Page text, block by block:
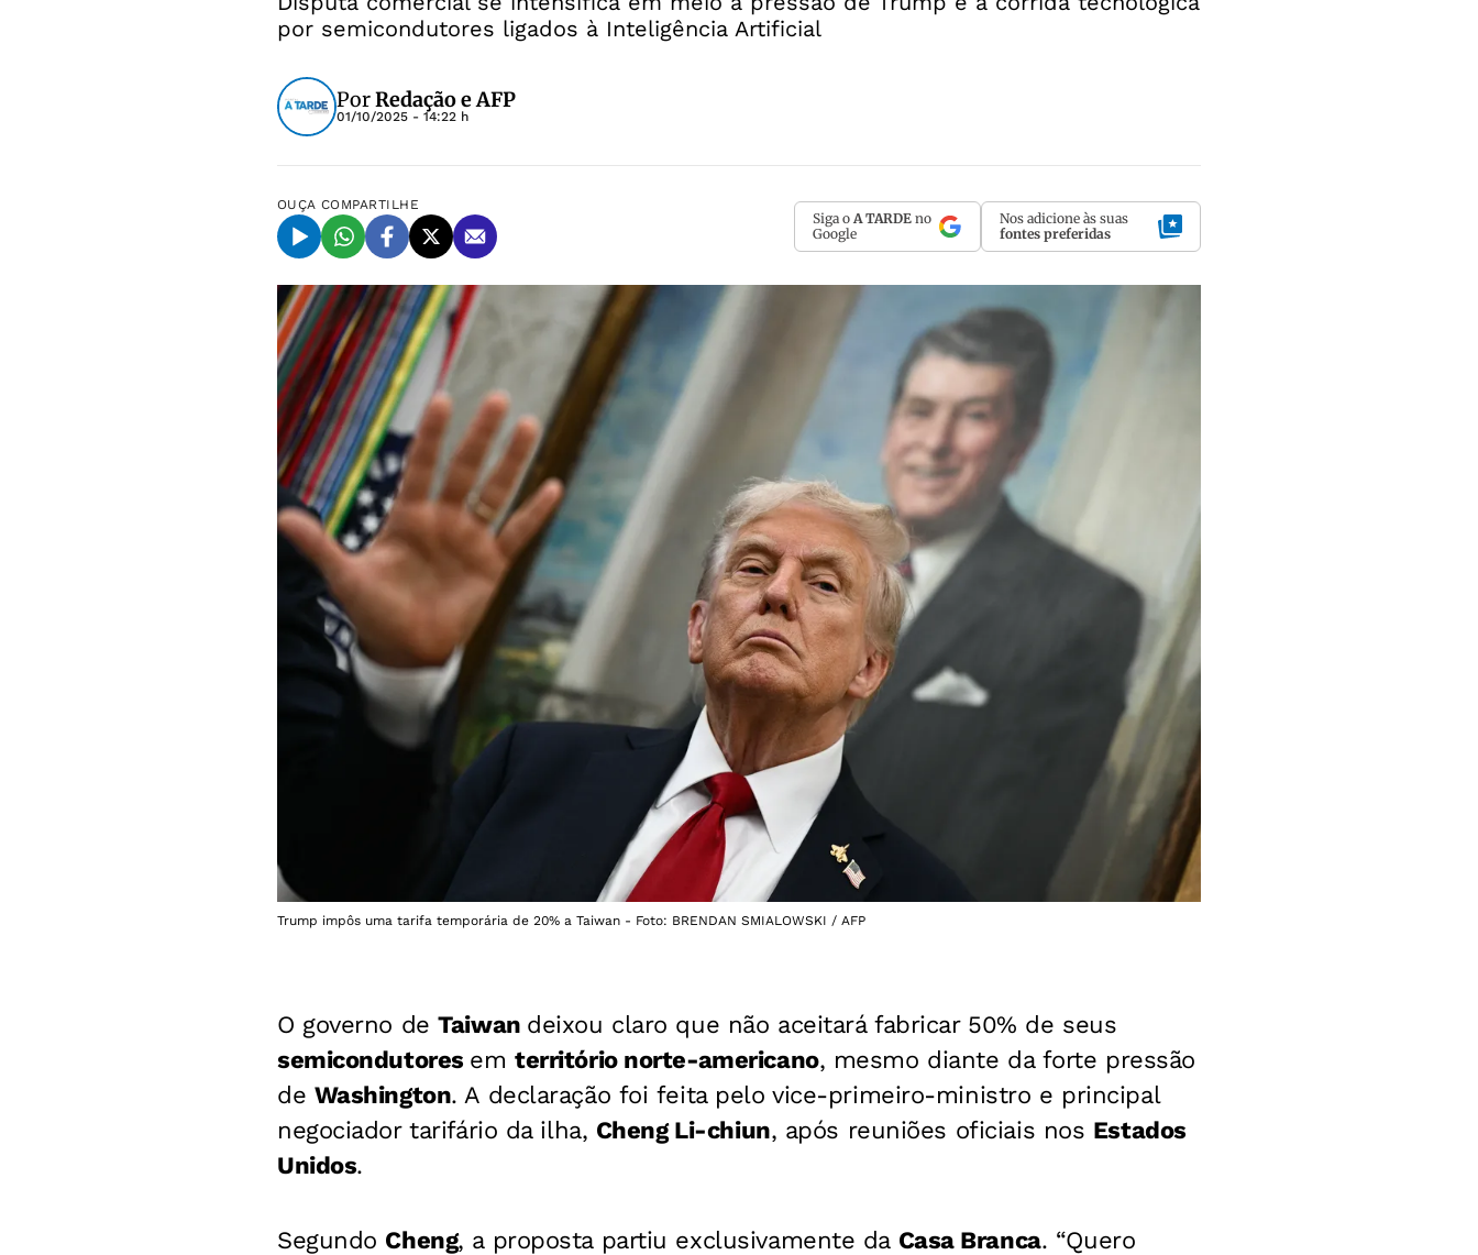
por semicondutores ligados à Inteligência Artificial
PorRedação e AFP
01/10/2025 - 14:22 h
OUÇA COMPARTILHE
Siga o A TARDE no
Google
Nos adicione às suas
fontes preferidas
Trump impôs uma tarifa temporária de 20% a Taiwan - Foto: BRENDAN SMIALOWSKI / AFP
O governo deTaiwan deixou claro que não aceitará fabricar 50% de seus
semicondutores emterritório norte-americano, mesmo diante da forte pressão
de Washington. A declaração foi feita pelo vice-primeiro-ministro e principal
negociador tarifário da ilha, Cheng Li-chiun, após reuniões oficiais nos Estados
Unidos.
Segundo Cheng, a proposta partiu exclusivamente da Casa Branca. “Quero